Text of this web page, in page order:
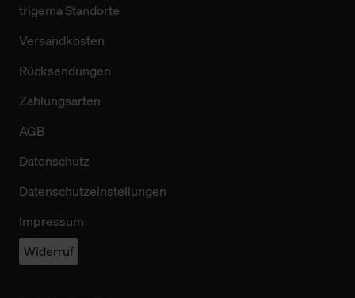
trigema Standorte
Versandkosten
Rücksendungen
Zahlungsarten
AGB
Datenschutz
Datenschutzeinstellungen
Impressum
Widerruf